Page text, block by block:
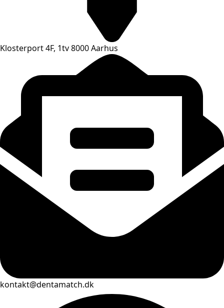
Klosterport 4F, 1tv 8000 Aarhus
kontakt@dentamatch.dk